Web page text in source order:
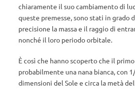
chiaramente il suo cambiamento di
queste premesse, sono stati in grado
precisione la massa e il raggio di
nonché il loro periodo orbitale.
È così che hanno scoperto che il
probabilmente una nana bianca, con
dimensioni del Sole e circa la metà